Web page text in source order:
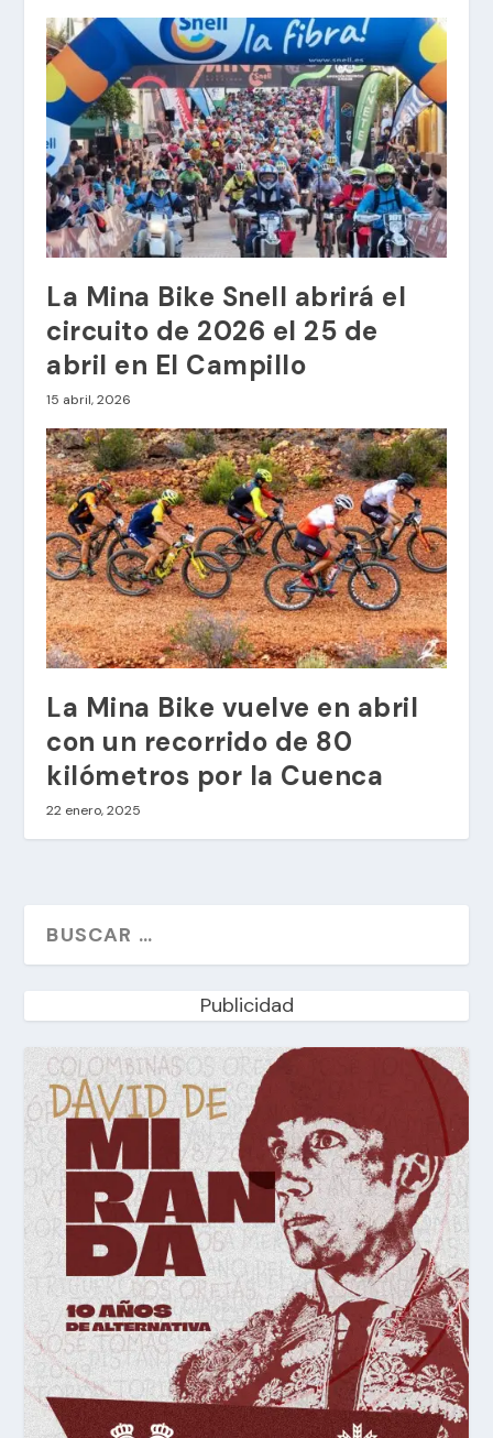
La Mina Bike Snell abrirá el
circuito de 2026 el 25 de
abril en El Campillo
15 abril, 2026
La Mina Bike vuelve en abril
con un recorrido de 80
kilómetros por la Cuenca
22 enero, 2025
Publicidad